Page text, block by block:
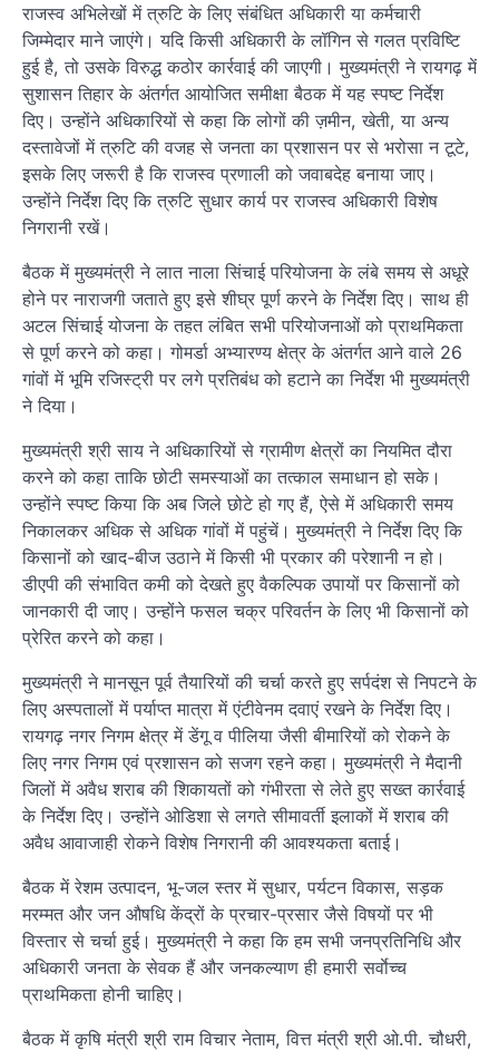
राजस्व अभिलेखों में त्रुटि के लिए संबंधित अधिकारी या कर्मचारी
जिम्मेदार माने जाएंगे। यदि किसी अधिकारी के लॉगिन से गलत प्रविष्टि
हुई है, तो उसके विरुद्ध कठोर कार्रवाई की जाएगी। मुख्यमंत्री ने रायगढ़ में
सुशासन तिहार के अंतर्गत आयोजित समीक्षा बैठक में यह स्पष्ट निर्देश
दिए। उन्होंने अधिकारियों से कहा कि लोगों की ज़मीन, खेती, या अन्य
दस्तावेजों में त्रुटि की वजह से जनता का प्रशासन पर से भरोसा न टूटे,
इसके लिए जरूरी है कि राजस्व प्रणाली को जवाबदेह बनाया जाए।
उन्होंने निर्देश दिए कि त्रुटि सुधार कार्य पर राजस्व अधिकारी विशेष
निगरानी रखें।
बैठक में मुख्यमंत्री ने लात नाला सिंचाई परियोजना के लंबे समय से अधूरे
होने पर नाराजगी जताते हुए इसे शीघ्र पूर्ण करने के निर्देश दिए। साथ ही
अटल सिंचाई योजना के तहत लंबित सभी परियोजनाओं को प्राथमिकता
से पूर्ण करने को कहा। गोमर्डा अभ्यारण्य क्षेत्र के अंतर्गत आने वाले 26
गांवों में भूमि रजिस्ट्री पर लगे प्रतिबंध को हटाने का निर्देश भी मुख्यमंत्री
ने दिया।
मुख्यमंत्री श्री साय ने अधिकारियों से ग्रामीण क्षेत्रों का नियमित दौरा
करने को कहा ताकि छोटी समस्याओं का तत्काल समाधान हो सके।
उन्होंने स्पष्ट किया कि अब जिले छोटे हो गए हैं, ऐसे में अधिकारी समय
निकालकर अधिक से अधिक गांवों में पहुंचें। मुख्यमंत्री ने निर्देश दिए कि
किसानों को खाद-बीज उठाने में किसी भी प्रकार की परेशानी न हो।
डीएपी की संभावित कमी को देखते हुए वैकल्पिक उपायों पर किसानों को
जानकारी दी जाए। उन्होंने फसल चक्र परिवर्तन के लिए भी किसानों को
प्रेरित करने को कहा।
मुख्यमंत्री ने मानसून पूर्व तैयारियों की चर्चा करते हुए सर्पदंश से निपटने के
लिए अस्पतालों में पर्याप्त मात्रा में एंटीवेनम दवाएं रखने के निर्देश दिए।
रायगढ़ नगर निगम क्षेत्र में डेंगू व पीलिया जैसी बीमारियों को रोकने के
लिए नगर निगम एवं प्रशासन को सजग रहने कहा। मुख्यमंत्री ने मैदानी
जिलों में अवैध शराब की शिकायतों को गंभीरता से लेते हुए सख्त कार्रवाई
के निर्देश दिए। उन्होंने ओडिशा से लगते सीमावर्ती इलाकों में शराब की
अवैध आवाजाही रोकने विशेष निगरानी की आवश्यकता बताई।
बैठक में रेशम उत्पादन, भू-जल स्तर में सुधार, पर्यटन विकास, सड़क
मरम्मत और जन औषधि केंद्रों के प्रचार-प्रसार जैसे विषयों पर भी
विस्तार से चर्चा हुई। मुख्यमंत्री ने कहा कि हम सभी जनप्रतिनिधि और
अधिकारी जनता के सेवक हैं और जनकल्याण ही हमारी सर्वाेच्च
प्राथमिकता होनी चाहिए।
बैठक में कृषि मंत्री श्री राम विचार नेताम, वित्त मंत्री श्री ओ.पी. चौधरी,